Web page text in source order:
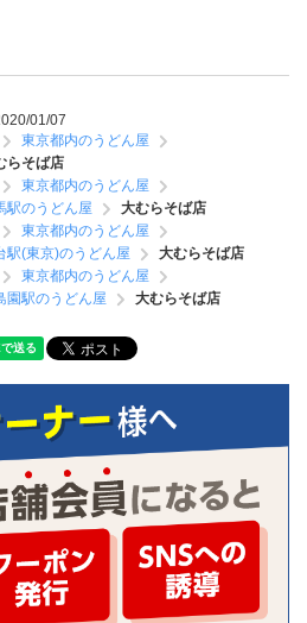
01/07
東京都内のうどん屋
らそば店
東京都内のうどん屋
駅のうどん屋
大むらそば店
東京都内のうどん屋
駅(東京)のうどん屋
大むらそば店
東京都内のうどん屋
園駅のうどん屋 大むらそば店